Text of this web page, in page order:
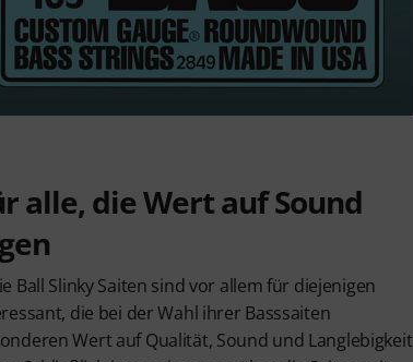
alle, die Wert auf Sound
Ball Slinky Saiten sind vor allem für diejenigen
die bei der Wahl ihrer Basssaiten
Wert auf Qualität, Sound und Langlebigkeit